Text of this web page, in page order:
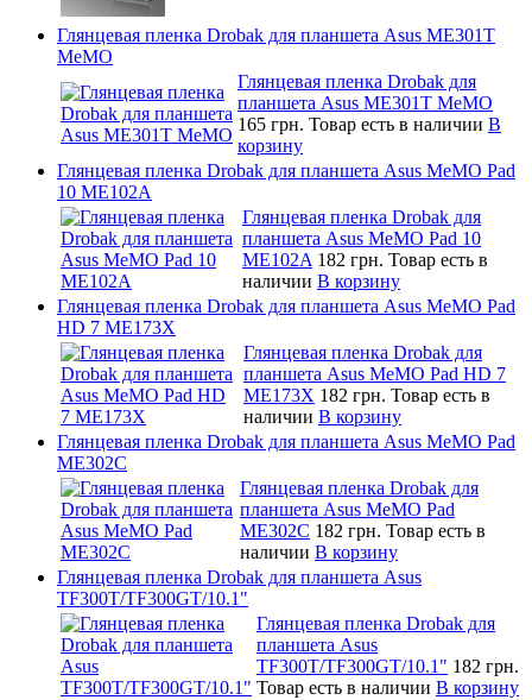
Глянцевая пленка Drobak для планшета Asus ME301T
MeMO
Глянцевая пленка Drobak для
планшета Asus ME301T MeMO
165 грн. Товар есть в наличии В
корзину
Глянцевая пленка Drobak для планшета Asus MeMO Pad
10 ME102A
Глянцевая пленка Drobak для
планшета Asus MeMO Pad 10
ME102A 182 грн. Товар есть в
наличии В корзину
Глянцевая пленка Drobak для планшета Asus MeMO Pad
HD 7 ME173X
Глянцевая пленка Drobak для
планшета Asus MeMO Pad HD 7
ME173X 182 грн. Товар есть в
наличии В корзину
Глянцевая пленка Drobak для планшета Asus MeMO Pad
ME302C
Глянцевая пленка Drobak для
планшета Asus MeMO Pad
ME302C 182 грн. Товар есть в
наличии В корзину
Глянцевая пленка Drobak для планшета Asus
TF300T/TF300GT/10.1"
Глянцевая пленка Drobak для
планшета Asus
TF300T/TF300GT/10.1" 182 грн.
Товар есть в наличии В корзину